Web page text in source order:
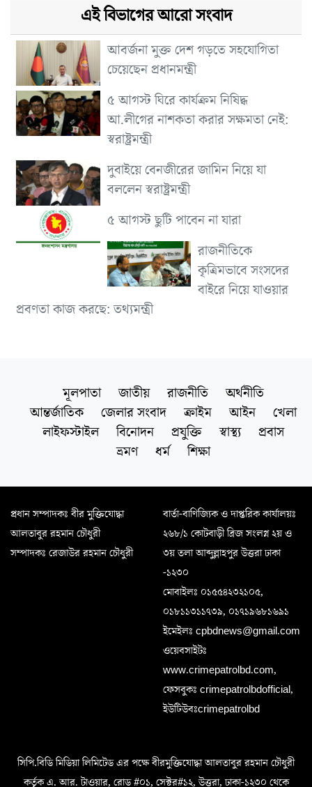
এই বিভাগের আরো সংবাদ
আবর্জনা মুক্ত দেশ গড়তে সহযোগিতা
চেয়েছেন প্রধানমন্ত্রী
৫ আগস্ট ঘিরে কার্যক্রম নিষিদ্ধ
আ.লীগের নাশকতা করার সক্ষমতা নেই:
স্বরাষ্ট্রমন্ত্রী
দুবাইয়ে বেনজীরের জামিন নিয়ে যা
বললেন স্বরাষ্ট্রমন্ত্রী
৫ আগস্ট ছুটি পাবেন না যারা
রাজনীতিকে
কৃত্রিমভাবে সংসদের
বাইরে নিয়ে যাওয়ার
প্রবণতা কাজ করছে: তথ্যমন্ত্রী
মূলপাতা জাতীয় রাজনীতি
অর্থনীতি
আন্তর্জাতিক
জেলার সংবাদ ক্রাইম আইন
খেলা
লাইফস্টাইল
বিনোদন প্রযুক্তি স্বাস্থ্য
প্রবাস
ভ্রমণ
ধর্ম শিক্ষা
প্রধান সম্পাদকঃ বীর মুক্তিযোদ্ধা
আলতাবুর রহমান চৌধুরী
সম্পাদকঃ রেজাউর রহমান চৌধুরী
বার্তা-বাণিজ্যিক ও দাপ্তরিক কার্যালয়ঃ
২৬৮/১ কোটবাড়ী ব্রিজ সংলগ্ন ২য় ও
৩য় তলা আব্দুল্লাহপুর উত্তরা ঢাকা
-১২৩০
মোবাইলঃ ০১৫৫৪২৩২১০৫,
০১৮১১৩১১৭৩৯, ০১৭১৯৬৮১৬৯১
ইমেইলঃ cpbdnews@gmail.com
ওয়েবসাইটঃ
www.crimepatrolbd.com,
ফেসবুকঃ crimepatrolbdofficial,
ইউটিউবঃcrimepatrolbd
সিপি.বিডি মিডিয়া লিমিটেড এর পক্ষে বীরমুক্তিযোদ্ধা আলতাবুর রহমান চৌধুরী
কর্তৃক এ. আর. টাওয়ার, রোড #০১, সেক্টর#১২, উত্তরা, ঢাকা-১২৩০ থেকে